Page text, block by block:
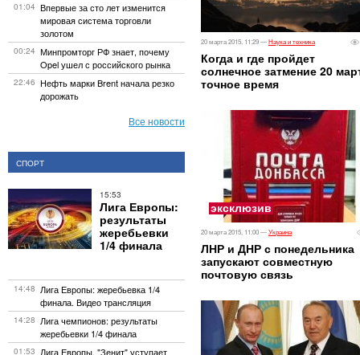
20 марта 2015, 11:29 —Наука и техника
Когда и где пройдет
солнечное затмение 20
точное время
эксклюзив
20 марта 2015, 11:00 —Украина
ЛНР и ДНР с понедельника
запускают совместную
почтовую связь
01:04 Впервые за сто лет изменится
мировая система торговли
золотом
00:24 Минпромторг РФ знает, почему
Opel ушел с российского рынка
22:46 Нефть марки Brent начала резко
дорожать
Все новости
СПОРТ
15:53
Лига Европы:
результаты
жеребьевки
1/4 финала
14:48 Лига Европы: жеребьевка 1/4
финала. Видео трансляция
14:28 Лига чемпионов: результаты
жеребьевки 1/4 финала
01:53 Лига Европы. "Зенит" уступает